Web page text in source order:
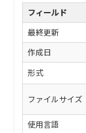
フィールド
最終更新
作成日
形式
ファイルサイズ
使用言語